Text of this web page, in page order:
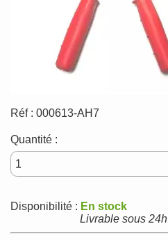
Réf : 000613-AH7
Quantité :
Disponibilité : En stock
Livrable sous 24h